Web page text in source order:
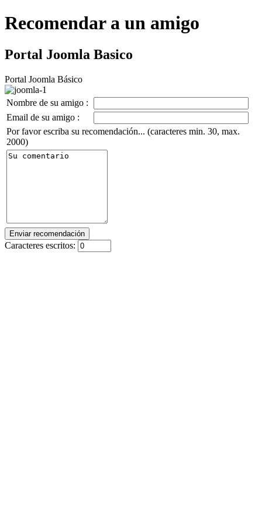
Recomendar a un amigo
Portal Joomla Basico
Portal Joomla Básico
Nombre de su amigo :
Email de su amigo :
Por favor escriba su recomendación... (caracteres min. 30, max.
2000)
Caracteres escritos: